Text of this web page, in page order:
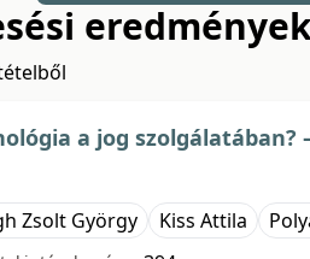
a jog
Zsolt György Kiss Attila